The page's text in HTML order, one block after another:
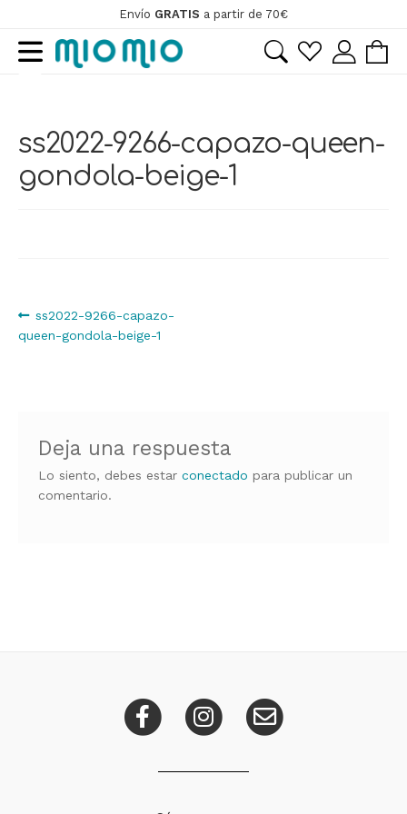
Envío GRATIS a partir de 70€
Ir
a
Ir
al
ss2022-9266-capazo-queen-
gondola-beige-1
Navegación
de
Anterior:
ss2022-9266-capazo-
queen-gondola-beige-1
Deja una respuesta
Lo siento, debes estarconectado para publicar un
comentario.